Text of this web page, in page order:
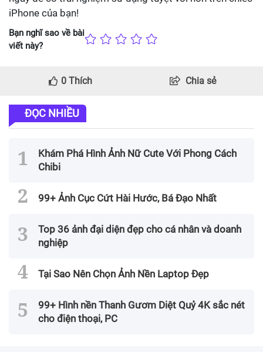
iPhone của bạn!
Bạn nghĩ sao về bài
viết này?
0 Thích Chia sẻ
ĐỌC NHIỀU
Khám Phá Hình Ảnh Nữ Cute Với Phong Cách
Chibi
99+ Ảnh Cục Cứt Hài Hước, Bá Đạo Nhất
Top 36 ảnh đại diện đẹp cho cá nhân và doanh
nghiệp
Tại Sao Nên Chọn Ảnh Nền Laptop Đẹp
99+ Hình nền Thanh Gươm Diệt Quỷ 4K sắc nét
cho điện thoại, PC